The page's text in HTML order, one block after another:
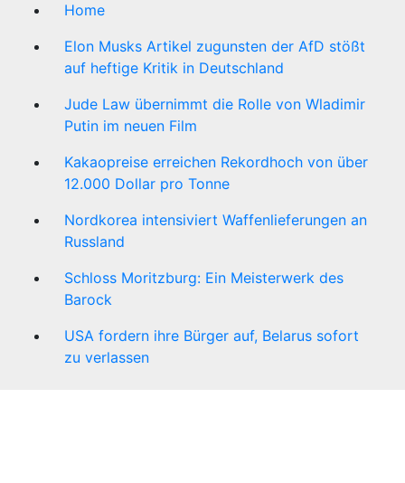
Home
Elon Musks Artikel zugunsten der AfD stößt
auf heftige Kritik in Deutschland
Jude Law übernimmt die Rolle von Wladimir
Putin im neuen Film
Kakaopreise erreichen Rekordhoch von über
12.000 Dollar pro Tonne
Nordkorea intensiviert Waffenlieferungen an
Russland
Schloss Moritzburg: Ein Meisterwerk des
Barock
USA fordern ihre Bürger auf, Belarus sofort
zu verlassen